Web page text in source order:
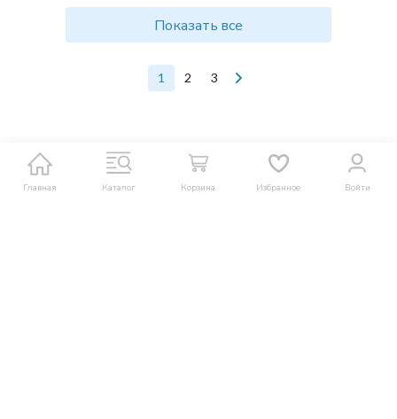
320Ач, Gel)
В наличии В наличии
Тяговый аккумулятор
В корзину
35 060
В корзину
Главная Каталог Корзина Избранное Войти